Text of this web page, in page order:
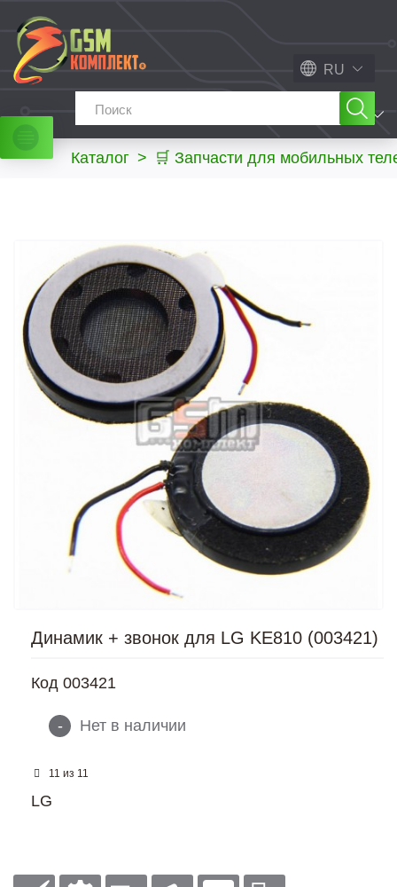
RU
МЕНЮ
Каталог > 🛒 Запчасти для мобильных
Динамик + звонок для LG KE810 (003421)
Код 003421
- Нет в наличии
11 из 11
LG